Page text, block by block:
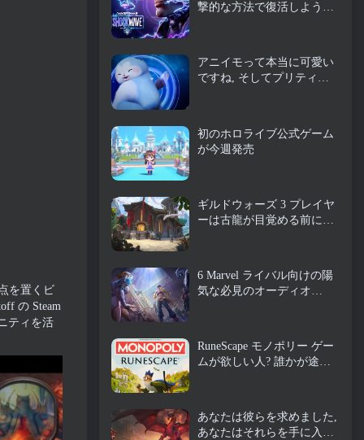
を置くビ
の Steam
ティを活
撃的な方法で復活しようと
アニイモって本当に可愛い
ですね, そしてプリティ・
初のホロライブ公式ゲーム
が今週発売
ギルドウォーズ 3 プレイヤ
ーは古龍が目覚める前にテ
6 Marvel ライバル向けの陽
気な必見のオーディオ
RuneScape モノポリー ゲー
ムが欲しい人? 誰かが途中
あなたは彼らを求めました,
あなたはそれらを手に入れ